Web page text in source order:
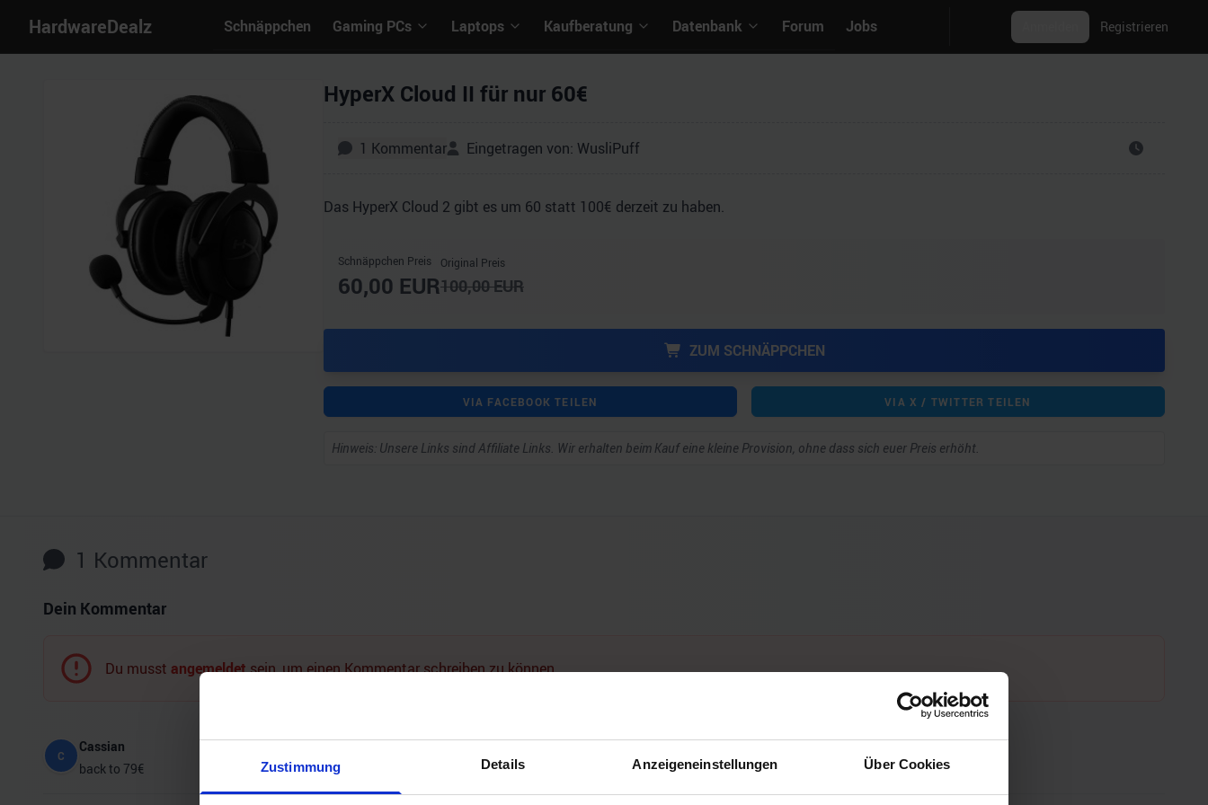
Zustimmung Details Anzeigeneinstellungen Über Cookies
HardwareDealz Schnäppchen Gaming PCs Laptops Kaufberatung Datenbank Forum Jobs Registrieren
HyperX Cloud II für nur 60€
1 Kommentar Eingetragen von: WusliPuff
Das HyperX Cloud 2 gibt es um 60 statt 100€ derzeit zu haben.
Schnäppchen Preis
60,00 EUR
Original Preis
100,00EUR
ZUM SCHNÄPPCHEN
VIA FACEBOOK TEILEN VIA X / TWITTER TEILEN
Hinweis: Unsere Links sind Affiliate Links. Wir erhalten beim Kauf eine kleine Provision, ohne dass sich euer Preis erhöht.
1 Kommentar
Dein Kommentar
Du musst angemeldetsein, um einen Kommentar schreiben zu können.
C
Cassian
back to 79€